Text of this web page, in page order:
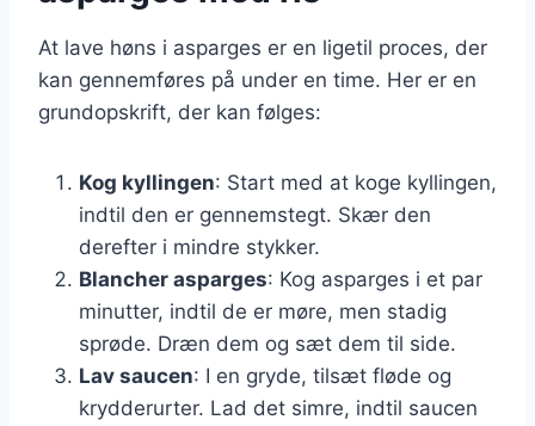
At lave høns i asparges er en ligetil proces, der
kan gennemføres på under en time. Her er en
grundopskrift, der kan følges:
Kog kyllingen: Start med at koge kyllingen,
indtil den er gennemstegt. Skær den
derefter i mindre stykker.
Blancher asparges: Kog asparges i et par
minutter, indtil de er møre, men stadig
sprøde. Dræn dem og sæt dem til side.
Lav saucen: I en gryde, tilsæt fløde og
krydderurter. Lad det simre, indtil saucen